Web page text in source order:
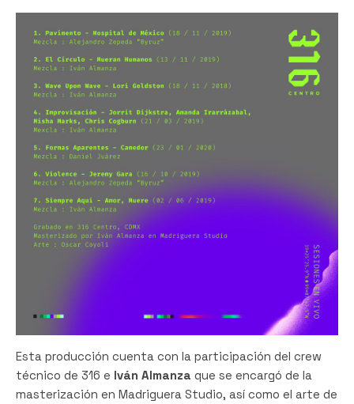
Esta producción cuenta con la participación del crew
técnico de 316 e Iván Almanza que se encargó de la
masterización en Madriguera Studio, así como el arte de